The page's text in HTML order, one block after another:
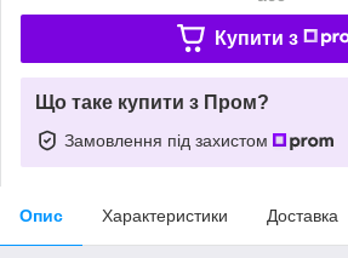
Купити з
Що таке купити з Пром?
Замовлення під захистом
Опис Характеристики Доставка